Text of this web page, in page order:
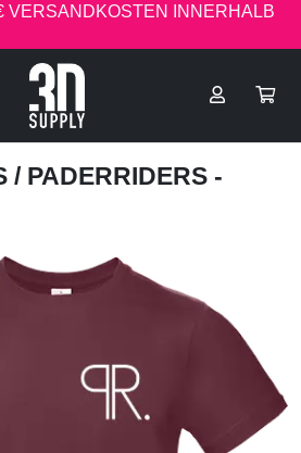
VERSANDKOSTEN INNERHALB
/ PADERRIDERS -